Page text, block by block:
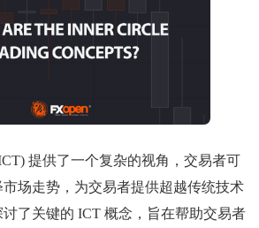
提供了一个复杂的视角，交易者可
场走势，为交易者提供超越传统技术
了关键的 ICT 概念，旨在帮助交易者